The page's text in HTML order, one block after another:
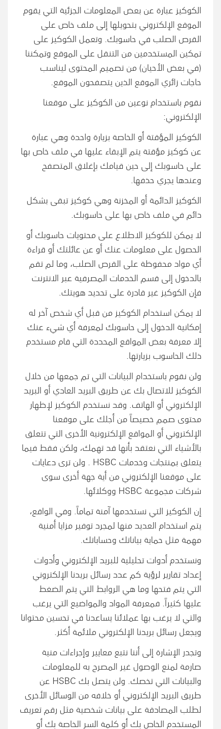
الكوكيز عبارة عن بعض المعلومات الجزئية التي يقوم
الموقع الإلكتروني بتحويلها إلى ملف خاص على
القرص الصلب في حاسوبك. وتعمل الكوكيز على
تمكين المستخدمين من التنقل على الموقع وتمكننا
(في بعض الأحيان) من تصميم المحتوى ليناسب
حاجات زائري الموقع الذين يتصفحون الموقع.
نقوم باستخدام نوعين من الكوكيز على موقعنا
الإلكتروني:
الكوكيز المؤقتة أو الخاصة بزيارة واحدة وهي عبارة
عن كوكيز مؤقتة يتم الإبقاء عليها في ملف خاص بها
على حاسوبك إلى حين قيامك بإغلاق المتصفح
وعندها يجري حذفها.
الكوكيز الدائمة أو المخزنة وهي كوكيز تبقى بشكل
دائم في ملف خاص بها على حاسوبك.
لا يمكن للكوكيز الاطلاع على محتويات حاسوبك أو
الحصول على معلومات عنك أو عن عائلتك أو قراءة
أي مواد محفوظة على القرص الصلب، وما لم تقم
بالدخول إلى قسم الخدمات المصرفية عبر الانترنت
فإن الكوكيز غير قادرة على تحديد هويتك.
لا يمكن استخدام الكوكيز من قبل أي شخص آخر له
إمكانية الدخول إلى حاسوبك لمعرفة أي شيء عنك
إلا معرفة بعض المواقع المحددة التي قام مستخدم
ذلك الحاسوب بزيارتها.
ولن نقوم باستخدام البيانات التي تم جمعها من خلال
الكوكيز للاتصال بك عن طريق البريد العادي أو البريد
الإلكتروني أو الهاتف. وقد نستخدم الكوكيز لإظهار
محتوى صمم خصيصاً من أجلك على موقعنا
الإلكتروني أو المواقع الإلكترونية الأخرى التي تتعلق
بالأشياء التي نعتقد بأنها قد تهمك، ولكن فقط فيما
يتعلق بمنتجات وخدمات HSBC . ولن ترى دعايات
على موقعنا الإلكتروني من أية جهة أخرى سوى
شركات مجموعة HSBC ووكلائها.
إن الكوكيز التي نستخدمها آمنة تماماً. وفي الواقع،
يتم استخدام العديد منها لمجرد توفير مزايا أمنية
مهمة مثل حماية بياناتك وحساباتك.
ونستخدم أدوات تحليلية للبريد الإلكتروني وأدوات
إعداد تقارير لرؤية كم عدد رسائل بريدنا الإلكتروني
التي يتم فتحها وما هي الروابط التي يتم الضغط
عليها كثيراً. فمعرفة المواد والمواضيع التي يرغب
والتي لا يرغب بها عملائنا يساعدنا في تحسين محتوانا
ويجعل رسائل بريدنا الإلكتروني ملائمة أكثر.
وتجدر الإشارة إلى أننا نتبع معايير وإجراءات منية
صارمة لمنع الوصول غير المصرح به للمعلومات
والبيانات التي تخصك. ولن يتصل بك HSBC عن
طريق البريد الإلكتروني أو خلافه من الوسائل الأخرى
لطلب المصادقة على بيانات شخصية مثل رقم تعريف
المستخدم الخاص بك أو كلمة السر الخاصة بك أو